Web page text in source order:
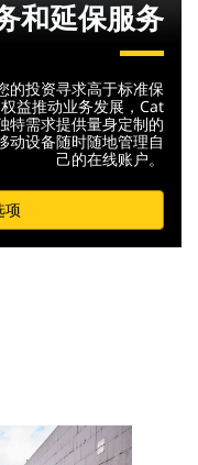
和延保服务
的投资寻求高于标准保
益推动业务发展，Cat
特需求提供量身定制的
动设备随时随地管理自
己的在线账户。
项